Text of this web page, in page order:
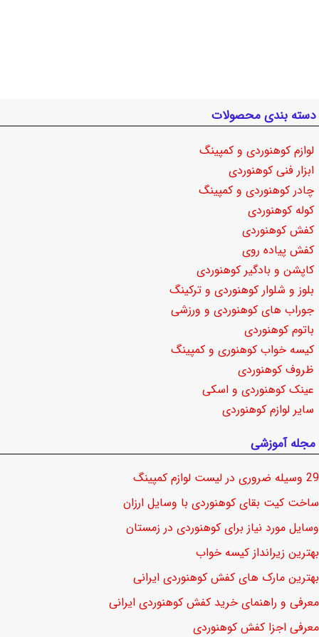
دسته بندی محصولات
لوازم کوهنوردی و کمپینگ
ابزار فنی کوهنوردی
چادر کوهنوردی و کمپینگ
کوله کوهنوردی
کفش کوهنوردی
کفش پیاده روی
کاپشن و بادگیر کوهنوردی
بلوز و شلوار کوهنوردی و ترکینگ
جوراب های کوهنوردی و ورزشی
باتوم کوهنوردی
کیسه خواب کوهنوری و کمپینگ
ظروف کوهنوردی
عینک کوهنوردی و اسکی
سایر لوازم کوهنوردی
مجله آموزشی
29 وسیله ضروری در لیست لوازم کمپینگ
ساخت کیت بقای کوهنوردی با وسایل ارزان
وسایل مورد نیاز برای کوهنوردی در زمستان
بهترین زیرانداز کیسه خواب
بهترین مارک های کفش کوهنوردی ایرانی
معرفی و راهنمای خرید کفش کوهنوردی ایرانی
معرفی اجزا کفش کوهنوردی